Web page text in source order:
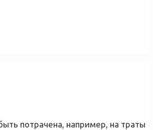
потрачена, например, на траты